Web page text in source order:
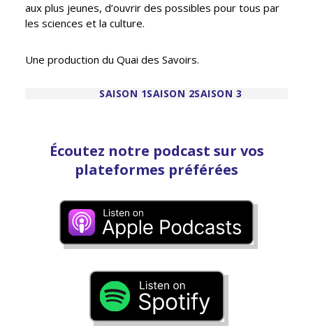
aux plus jeunes, d’ouvrir des possibles pour tous par
les sciences et la culture.
Une production du Quai des Savoirs.
SAISON 1SAISON 2SAISON 3
Écoutez notre podcast sur vos
plateformes préférées